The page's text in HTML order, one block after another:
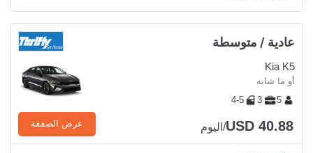
عادية / متوسطة
Kia K5
أو ما شابه
5
3
4-5
USD 40.88/اليوم عرض الصفقة